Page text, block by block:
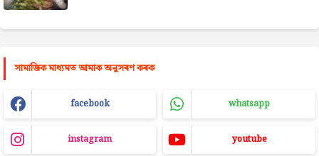
সামাজিক মাধ্যমত আমাক অনুসৰণ কৰক
facebook whatsapp
instagram youtube